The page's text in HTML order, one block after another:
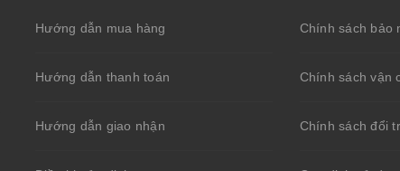
Hướng dẫn mua hàng
Hướng dẫn thanh toán
Hướng dẫn giao nhận
Chính sách bảo
Chính sách vận
Chính sách đổi